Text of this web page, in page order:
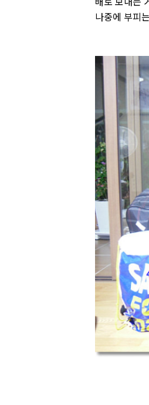
나중에 부피